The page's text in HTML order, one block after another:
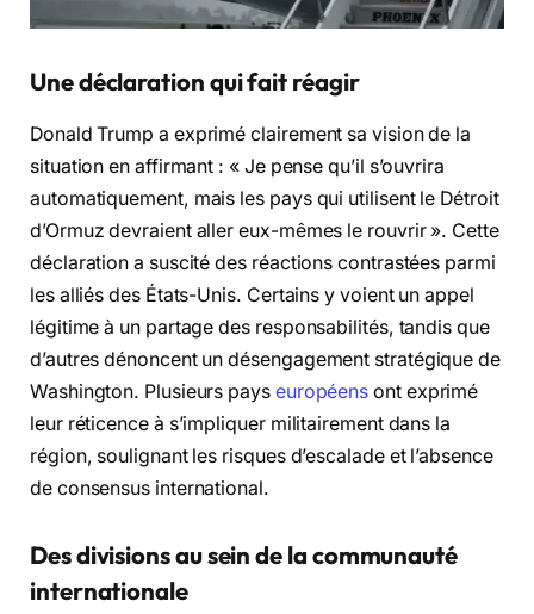
Une déclaration qui fait réagir
Donald Trump a exprimé clairement sa vision de la
situation en affirmant : « Je pense qu’il s’ouvrira
automatiquement, mais les pays qui utilisent le Détroit
d’Ormuz devraient aller eux-mêmes le rouvrir ». Cette
déclaration a suscité des réactions contrastées parmi
les alliés des États-Unis. Certains y voient un appel
légitime à un partage des responsabilités, tandis que
d’autres dénoncent un désengagement stratégique de
Washington. Plusieurs pays européens ont exprimé
leur réticence à s’impliquer militairement dans la
région, soulignant les risques d’escalade et l’absence
de consensus international.
Des divisions au sein de la communauté
internationale